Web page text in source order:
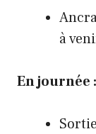
à
En journée :